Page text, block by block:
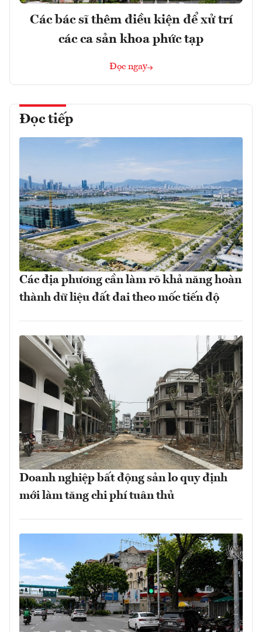
Các bác sĩ thêm điều kiện để xử trí
các ca sản khoa phức tạp
Đọc ngay
Đọc tiếp
Các địa phương cần làm rõ khả năng hoàn
thành dữ liệu đất đai theo mốc tiến độ
Doanh nghiệp bất động sản lo quy định
mới làm tăng chi phí tuân thủ